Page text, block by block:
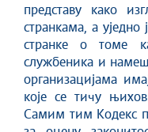
представу како
странкама, а
странке о томе
службеника и
организацијама
које се тичу
Самим тим Кодекс